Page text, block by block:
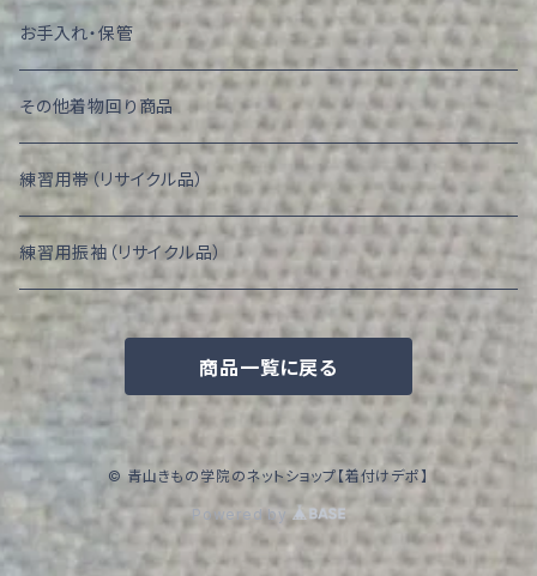
お手入れ・保管
その他着物回り商品
練習用帯（リサイクル品）
練習用振袖（リサイクル品）
商品一覧に戻る
© 青山きもの学院のネットショップ【着付けデポ】
Powered by